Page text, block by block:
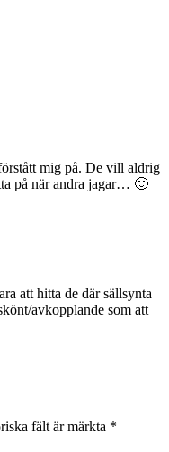
mig på. De vill aldrig
på när andra jagar… 🙂
att hitta de där sällsynta
avkopplande som att
fält är märkta *